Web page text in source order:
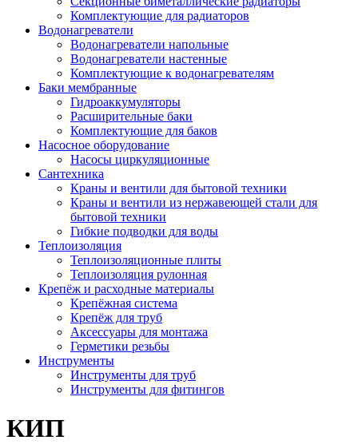
Комплектующие для радиаторов
Водонагреватели
Водонагреватели напольные
Водонагреватели настенные
Комплектующие к водонагревателям
Баки мембранные
Гидроаккумуляторы
Расширительные баки
Комплектующие для баков
Насосное оборудование
Насосы циркуляционные
Сантехника
Краны и вентили для бытовой техники
Краны и вентили из нержавеющей стали для
бытовой техники
Гибкие подводки для воды
Теплоизоляция
Теплоизоляционные плиты
Теплоизоляция рулонная
Крепёж и расходные материалы
Крепёжная система
Крепёж для труб
Аксессуары для монтажа
Герметики резьбы
Инструменты
Инструменты для труб
Инструменты для фитингов
КИП